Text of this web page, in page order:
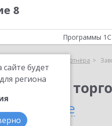
8
будет
региона
Программы 1С
Выбор партнёра